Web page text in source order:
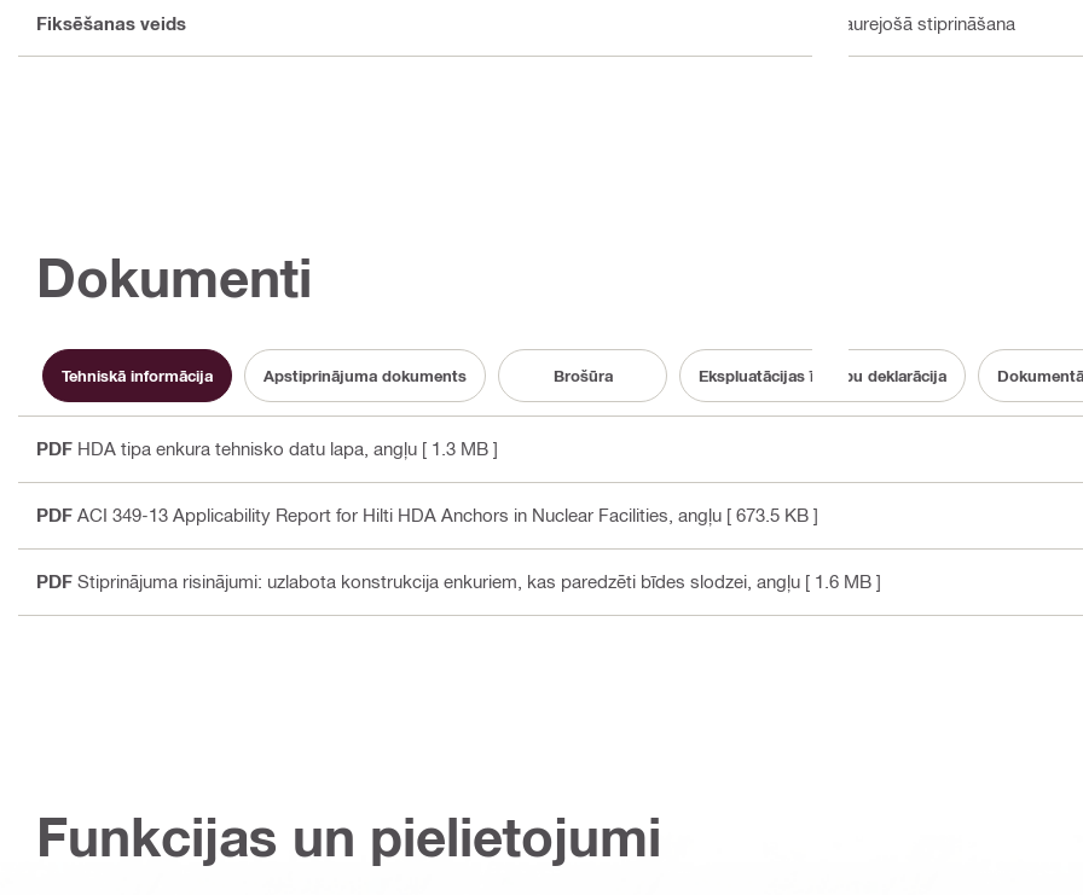
Fiksēšanas veids Caurejošā stiprināšana
Dokumenti
Tehniskā informācija Apstiprinājuma dokuments Brošūra Ekspluatācijas īpašību deklarācija
PDF HDA tipa enkura tehnisko datu lapa , angļu [ 1.3 MB ]
PDF ACI 349-13 Applicability Report for Hilti HDA Anchors in Nuclear Facilities , angļu [ 673.5 KB ]
PDF Stiprinājuma risinājumi: uzlabota konstrukcija enkuriem, kas paredzēti bīdes slodzei , angļu [ 1.6 MB ]
Funkcijas un pielietojumi